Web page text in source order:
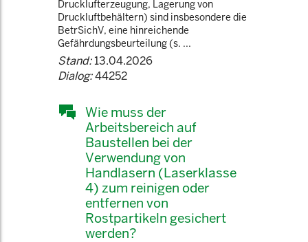
Drucklufterzeugung, Lagerung von
Druckluftbehältern) sind insbesondere die
BetrSichV, eine hinreichende
Gefährdungsbeurteilung (s. ...
Stand:13.04.2026
Dialog:44252
Wie muss der
Arbeitsbereich auf
Baustellen bei der
Verwendung von
Handlasern (Laserklasse
4) zum reinigen oder
entfernen von
Rostpartikeln gesichert
werden?